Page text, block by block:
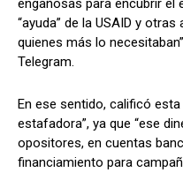
engañosas para encubrir el
“ayuda” de la USAID y
quienes más lo
Telegram.
En ese sentido, calificó
estafadora”, ya que “ese
opositores, en cuentas
financiamiento para